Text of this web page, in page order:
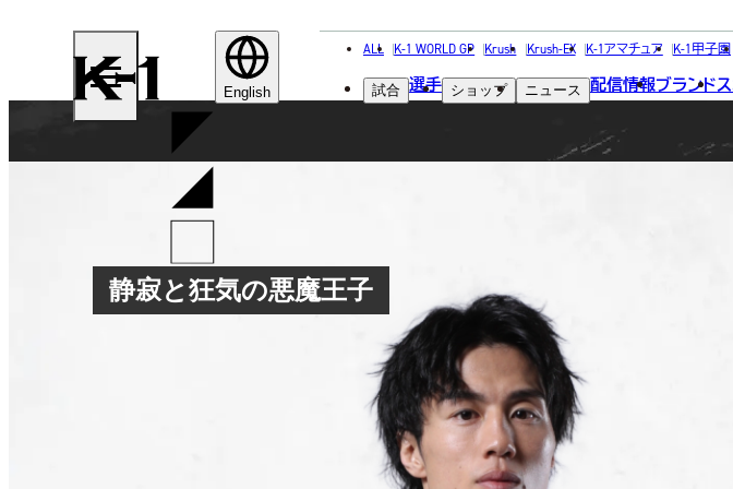
K-
1 English
ALL K-1 WORLD GP Krush Krush-EX K-1アマチュア K-1甲子園
試合 選手 ショップ ニュース 配信情報ブランド
静寂と狂気の悪魔王子